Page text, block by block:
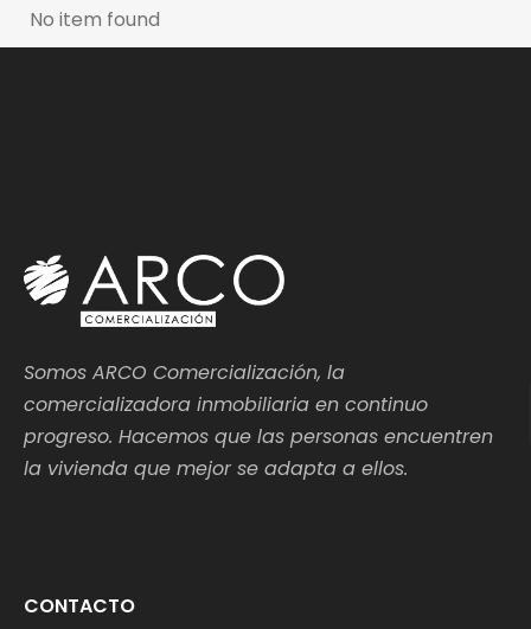
No item found
Somos ARCO Comercialización, la
comercializadora inmobiliaria en continuo
progreso. Hacemos que las personas encuentren
la vivienda que mejor se adapta a ellos.
CONTACTO